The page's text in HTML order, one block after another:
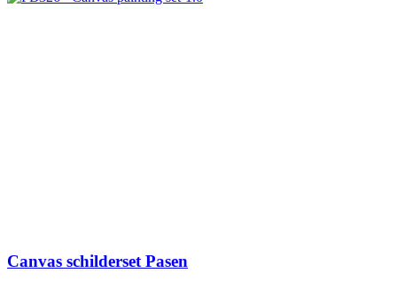
Canvas schilderset Pasen